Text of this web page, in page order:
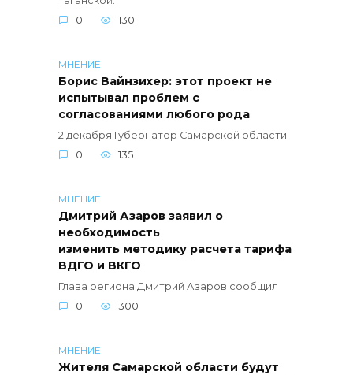
0
130
МНЕНИЕ
Борис Вайнзихер: этот проект не
испытывал проблем с
согласованиями любого рода
2 декабря Губернатор Самарской области
0
135
МНЕНИЕ
Дмитрий Азаров заявил о
необходимость
изменить методику расчета тарифа
ВДГО и ВКГО
Глава региона Дмитрий Азаров сообщил
0
300
МНЕНИЕ
Жителя Самарской области будут